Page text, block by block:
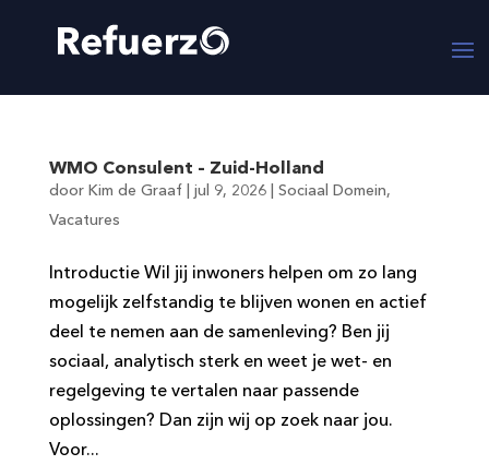
WMO Consulent – Zuid-Holland
door Kim de Graaf| jul 9, 2026| Sociaal Domein,
Vacatures
Introductie Wil jij inwoners helpen om zo lang
mogelijk zelfstandig te blijven wonen en actief
deel te nemen aan de samenleving? Ben jij
sociaal, analytisch sterk en weet je wet- en
regelgeving te vertalen naar passende
oplossingen? Dan zijn wij op zoek naar jou.
Voor...